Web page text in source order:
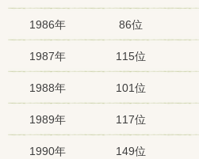
1986年 86位
1987年 115位
1988年 101位
1989年 117位
1990年 149位